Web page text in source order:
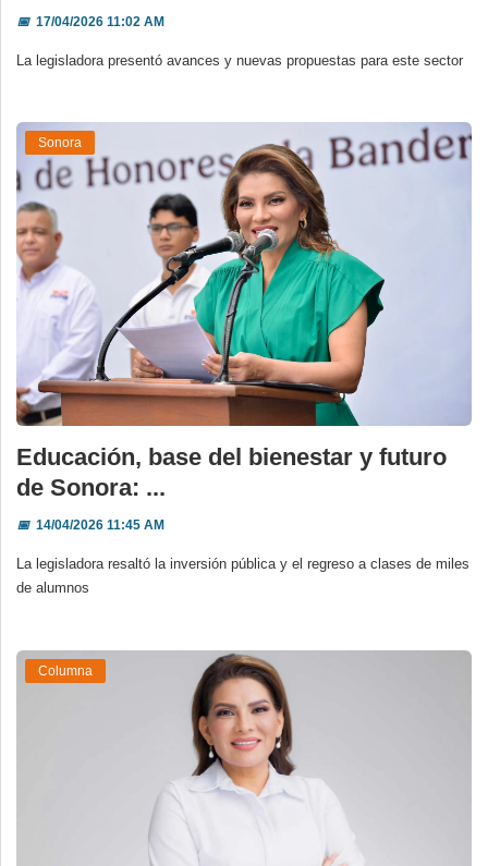
📅17/04/2026 11:02 AM
La legisladora presentó avances y nuevas propuestas para este sector
Sonora
Educación, base del bienestar y futuro
de Sonora: ...
📅14/04/2026 11:45 AM
La legisladora resaltó la inversión pública y el regreso a clases de miles
de alumnos
Columna